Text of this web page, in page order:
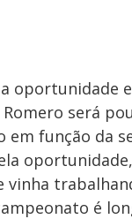
oportunidade
será
em função da
vinha
é